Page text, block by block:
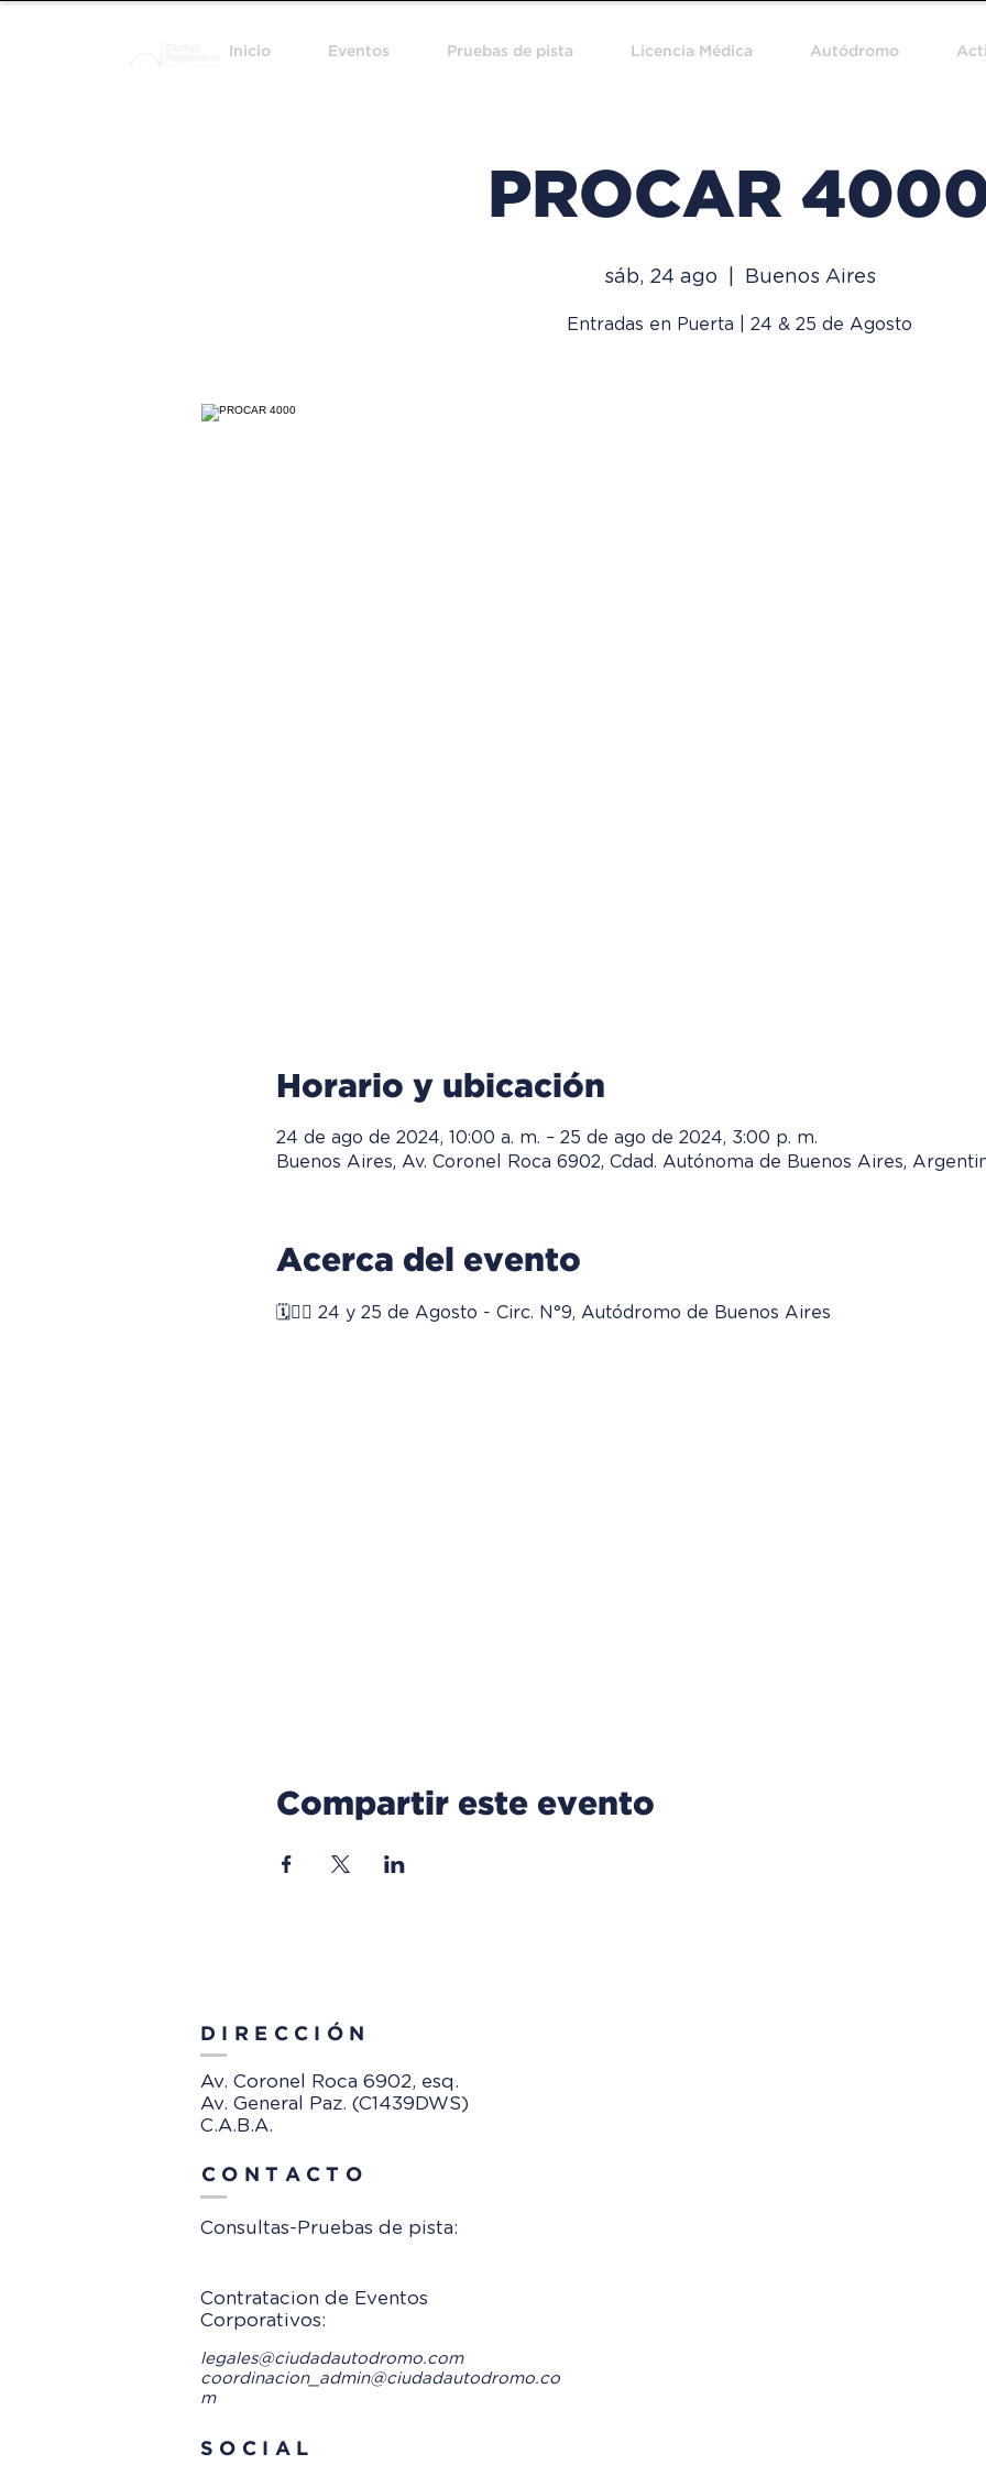
Inicio Eventos Pruebas de pista Licencia Médica Autódromo
PROCAR
sáb, 24 ago Buenos Aires
Entradas en Puerta | 24 & 25 de Agosto
Horario y ubicación
24 de ago de 2024, 10:00 a. m. – 25 de ago de 2024, 3:00 p. m.
Buenos Aires, Av. Coronel Roca 6902, Cdad. Autónoma de Buenos Aires,
Acerca del evento
🗓👉🏻 24 y 25 de Agosto - Circ. N°9, Autódromo de Buenos Aires
Compartir este evento
DIRECCIÓN
Av. Coronel Roca 6902, esq.
Av. General Paz. (C1439DWS)
C.A.B.A.
CONTACTO
Consultas-Pruebas de pista:
Contratacion de Eventos
Corporativos:
legales@ciudadautodromo.com
coordinacion_admin@ciudadautodromo.co
m
SOCIAL